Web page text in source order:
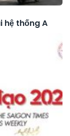
hệ thống A